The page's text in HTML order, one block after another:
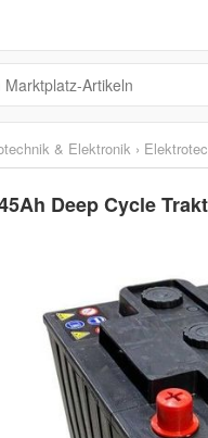
& Elektronik ›
Deep Cycle